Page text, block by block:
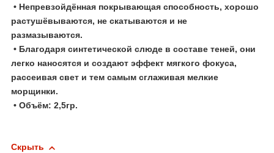
• Непревзойдённая покрывающая способность, хорошо
растушёвываются, не скатываются и не
размазываются.
• Благодаря синтетической слюде в составе теней, они
легко наносятся и создают эффект мягкого фокуса,
рассеивая свет и тем самым сглаживая мелкие
морщинки.
• Объём: 2,5гр.
Скрыть